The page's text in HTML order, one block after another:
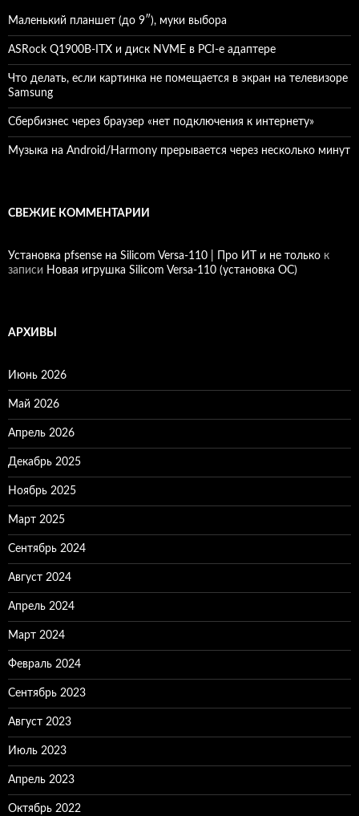
Маленький планшет (до 9″), муки выбора
ASRock Q1900B-ITX и диск NVME в PCI-e адаптере
Что делать, если картинка не помещается в экран на телевизоре
Samsung
Сбербизнес через браузер «нет подключения к интернету»
Музыка на Android/Harmony прерывается через несколько минут
СВЕЖИЕ КОММЕНТАРИИ
Установка pfsense на Silicom Versa-110 | Про ИТ и не только к
записи Новая игрушка Silicom Versa-110 (установка ОС)
АРХИВЫ
Июнь 2026
Май 2026
Апрель 2026
Декабрь 2025
Ноябрь 2025
Март 2025
Сентябрь 2024
Август 2024
Апрель 2024
Март 2024
Февраль 2024
Сентябрь 2023
Август 2023
Июль 2023
Апрель 2023
Октябрь 2022